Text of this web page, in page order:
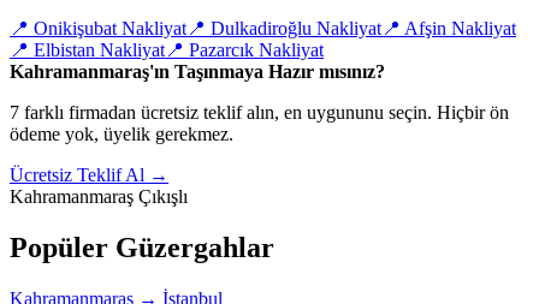
📍 Onikişubat Nakliyat 📍 Dulkadiroğlu Nakliyat 📍 Afşin Nakliyat
📍 Elbistan Nakliyat 📍 Pazarcık Nakliyat
Kahramanmaraş'ın Taşınmaya Hazır mısınız?
7 farklı firmadan ücretsiz teklif alın, en uygununu seçin. Hiçbir ön
ödeme yok, üyelik gerekmez.
Ücretsiz Teklif Al →
Kahramanmaraş Çıkışlı
Popüler Güzergahlar
Kahramanmaraş → İstanbul